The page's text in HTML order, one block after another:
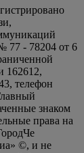
77 - 78204 от 6
162612,
телефон
знаком
права на
©, и не